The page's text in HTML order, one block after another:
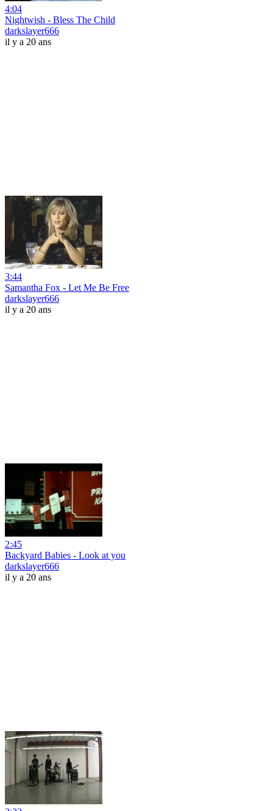
4:04
Nightwish - Bless The Child
darkslayer666
il y a 20 ans
3:44
Samantha Fox - Let Me Be Free
darkslayer666
il y a 20 ans
2:45
Backyard Babies - Look at you
darkslayer666
il y a 20 ans